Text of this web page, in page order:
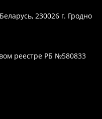
230026 г. Гродно
реестре РБ №580833